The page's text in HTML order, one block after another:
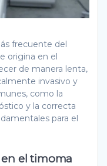
frecuente del
origina en el
de manera lenta,
invasivo y
como la
y la correcta
para el
el timoma